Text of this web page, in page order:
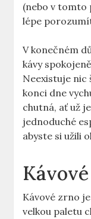
(nebo v tomto
lépe
V konečném
kávy
Neexistuje nic
konci dne
chutná, ať už
jednoduché
abyste si užili
Kávové zrno
velkou paletu